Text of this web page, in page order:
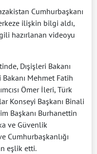
Cumhurbaşkanı
ilişkin bilgi aldı,
hazırlanan videoyu
Dışişleri Bakanı
Mehmet Fatih
Ömer İleri, Türk
Konseyi Başkanı Binali
Başkanı Burhanettin
ve Güvenlik
Cumhurbaşkanlığı
eşlik etti.